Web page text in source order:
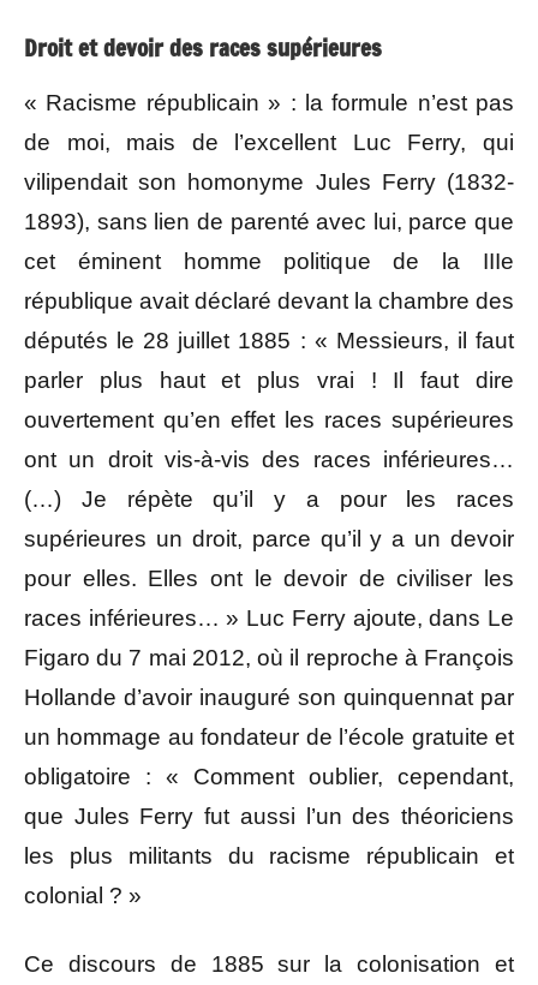
Droit et devoir des races supérieures
« Racisme républicain » : la formule n’est pas
de moi, mais de l’excellent Luc Ferry, qui
vilipendait son homonyme Jules Ferry (1832-
1893), sans lien de parenté avec lui, parce que
cet éminent homme politique de la IIIe
république avait déclaré devant la chambre des
députés le 28 juillet 1885 : « Messieurs, il faut
parler plus haut et plus vrai ! Il faut dire
ouvertement qu’en effet les races supérieures
ont un droit vis-à-vis des races inférieures…
(…) Je répète qu’il y a pour les races
supérieures un droit, parce qu’il y a un devoir
pour elles. Elles ont le devoir de civiliser les
races inférieures… » Luc Ferry ajoute, dans Le
Figaro du 7 mai 2012, où il reproche à François
Hollande d’avoir inauguré son quinquennat par
un hommage au fondateur de l’école gratuite et
obligatoire : « Comment oublier, cependant,
que Jules Ferry fut aussi l’un des théoriciens
les plus militants du racisme républicain et
colonial ? »
Ce discours de 1885 sur la colonisation et